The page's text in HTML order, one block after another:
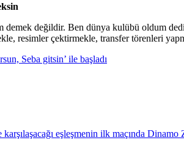
değildir. Ben dünya kulübü oldum
resimler çektirmekle, transfer törenleri
Seba gitsin’ ile başladı